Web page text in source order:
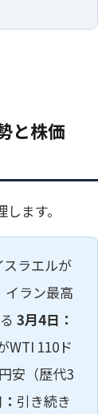
と株価
ます。
スラエルが
イラン最高
3月4日：
WTI 110ド
安（歴代3
引き続き